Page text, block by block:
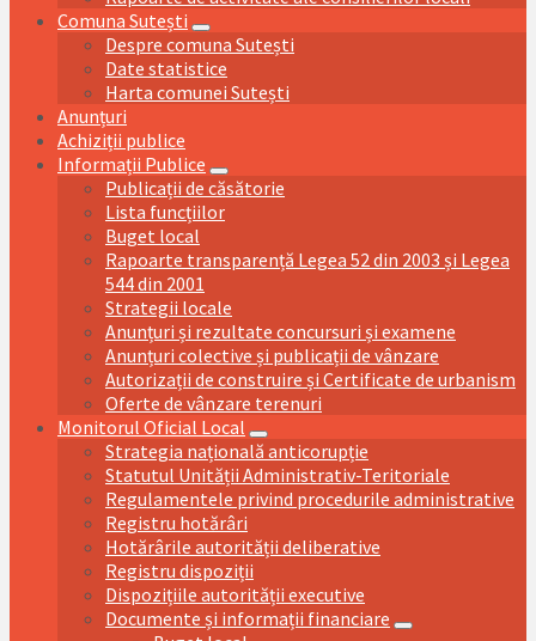
Comuna Sutești
Despre comuna Sutești
Date statistice
Harta comunei Sutești
Anunțuri
Achiziții publice
Informații Publice
Publicații de căsătorie
Lista funcțiilor
Buget local
Rapoarte transparență Legea 52 din 2003 și Legea
544 din 2001
Strategii locale
Anunțuri și rezultate concursuri și examene
Anunțuri colective și publicații de vânzare
Autorizații de construire și Certificate de urbanism
Oferte de vânzare terenuri
Monitorul Oficial Local
Strategia națională anticorupție
Statutul Unității Administrativ-Teritoriale
Regulamentele privind procedurile administrative
Registru hotărâri
Hotărârile autorității deliberative
Registru dispoziții
Dispozițiile autorității executive
Documente și informații financiare